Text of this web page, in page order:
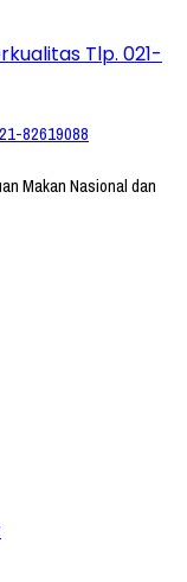
82619088
Makan Nasional dan